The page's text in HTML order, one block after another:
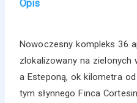
Opis
Nowoczesny kompleks 36
zlokalizowany na zielonych
a Esteponą, ok kilometra
tym słynnego Finca